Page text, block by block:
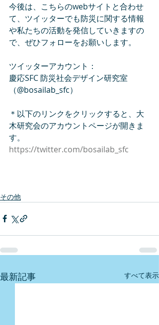
今後は、こちらのwebサイトと合わせ
て、ツイッターでも防災に関する情報
や私たちの活動を発信していきますの
で、ぜひフォローをお願いします。
ツイッターアカウント：
慶応SFC 防災社会デザイン研究室
（@bosailab_sfc）
＊以下のリンクをクリックすると、大
木研究会のアカウントページが開きま
す。
https://twitter.com/bosailab_sfc
その他
最新記事 すべて表示